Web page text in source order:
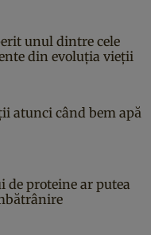
unul dintre cele
din evoluția vieții
atunci când bem apă
de proteine ar putea